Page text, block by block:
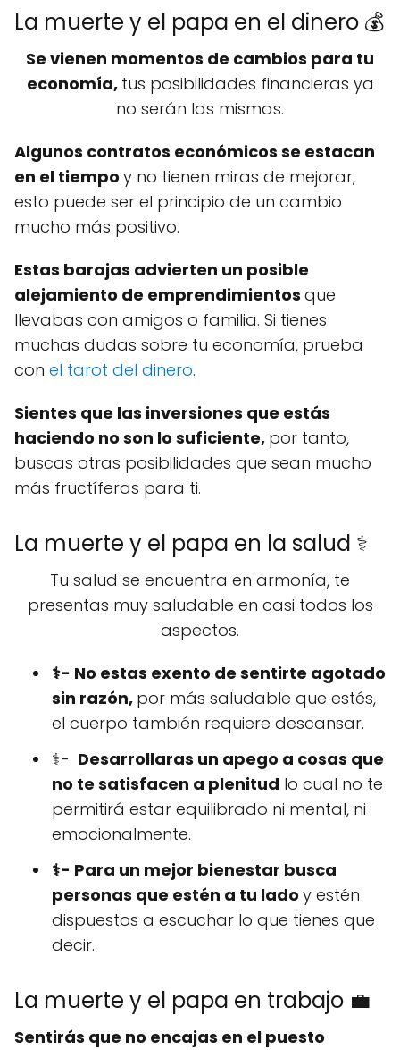
La muerte y el papa en el dinero 💰
Se vienen momentos de cambios para tu
economía, tus posibilidades financieras ya
no serán las mismas.
Algunos contratos económicos se estacan
en el tiempo y no tienen miras de mejorar,
esto puede ser el principio de un cambio
mucho más positivo.
Estas barajas advierten un posible
alejamiento de emprendimientos que
llevabas con amigos o familia. Si tienes
muchas dudas sobre tu economía, prueba
con el tarot del dinero.
Sientes que las inversiones que estás
haciendo no son lo suficiente, por tanto,
buscas otras posibilidades que sean mucho
más fructíferas para ti.
La muerte y el papa en la salud ⚕️
Tu salud se encuentra en armonía, te
presentas muy saludable en casi todos los
aspectos.
⚕️- No estas exento de sentirte agotado
sin razón, por más saludable que estés,
el cuerpo también requiere descansar.
⚕️- Desarrollaras un apego a cosas que
no te satisfacen a plenitud lo cual no te
permitirá estar equilibrado ni mental, ni
emocionalmente.
⚕️- Para un mejor bienestar busca
personas que estén a tu lado y estén
dispuestos a escuchar lo que tienes que
decir.
La muerte y el papa en trabajo 💼
Sentirás que no encajas en el puesto